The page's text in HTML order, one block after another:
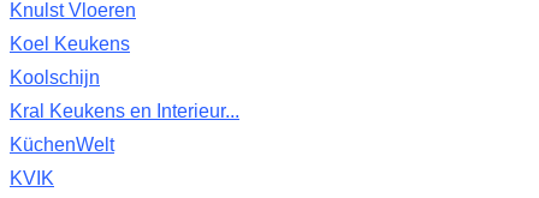
Knulst Vloeren
Koel Keukens
Koolschijn
Kral Keukens en Interieur...
KüchenWelt
KVIK